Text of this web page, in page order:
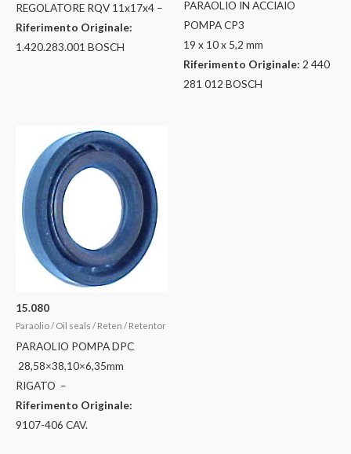
REGOLATORE RQV 11x17x4 –
Riferimento Originale:
1.420.283.001 BOSCH
PARAOLIO IN ACCIAIO
POMPA CP3
19 x 10 x 5,2 mm
Riferimento Originale: 2 440
281 012 BOSCH
15.080
Paraolio / Oil seals / Reten / Retentor
PARAOLIO POMPA DPC
28,58×38,10×6,35mm
RIGATO –
Riferimento Originale:
9107-406 CAV.